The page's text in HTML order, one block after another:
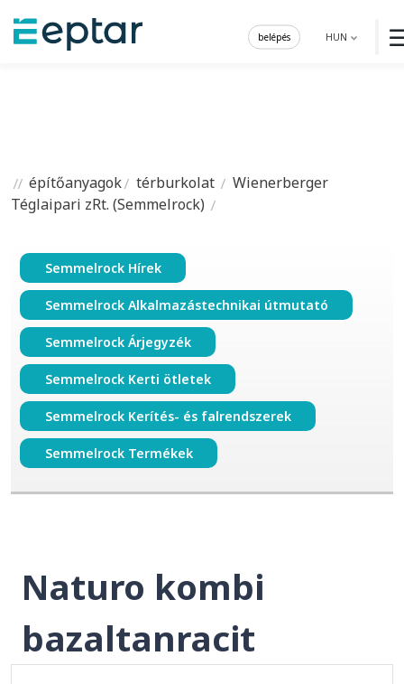
HUN
belépés
építőanyagok térburkolat
Wienerberger
Téglaipari zRt. (Semmelrock)
Semmelrock Hírek
Semmelrock Alkalmazástechnikai útmutató
Semmelrock Árjegyzék
Semmelrock Kerti ötletek
Semmelrock Kerítés- és falrendszerek
Semmelrock Termékek
Naturo kombi
bazaltanracit